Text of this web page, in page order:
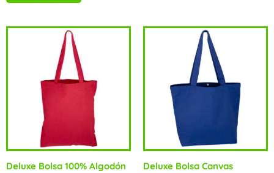
Deluxe Bolsa 100% Algodón
Deluxe Bolsa Canvas